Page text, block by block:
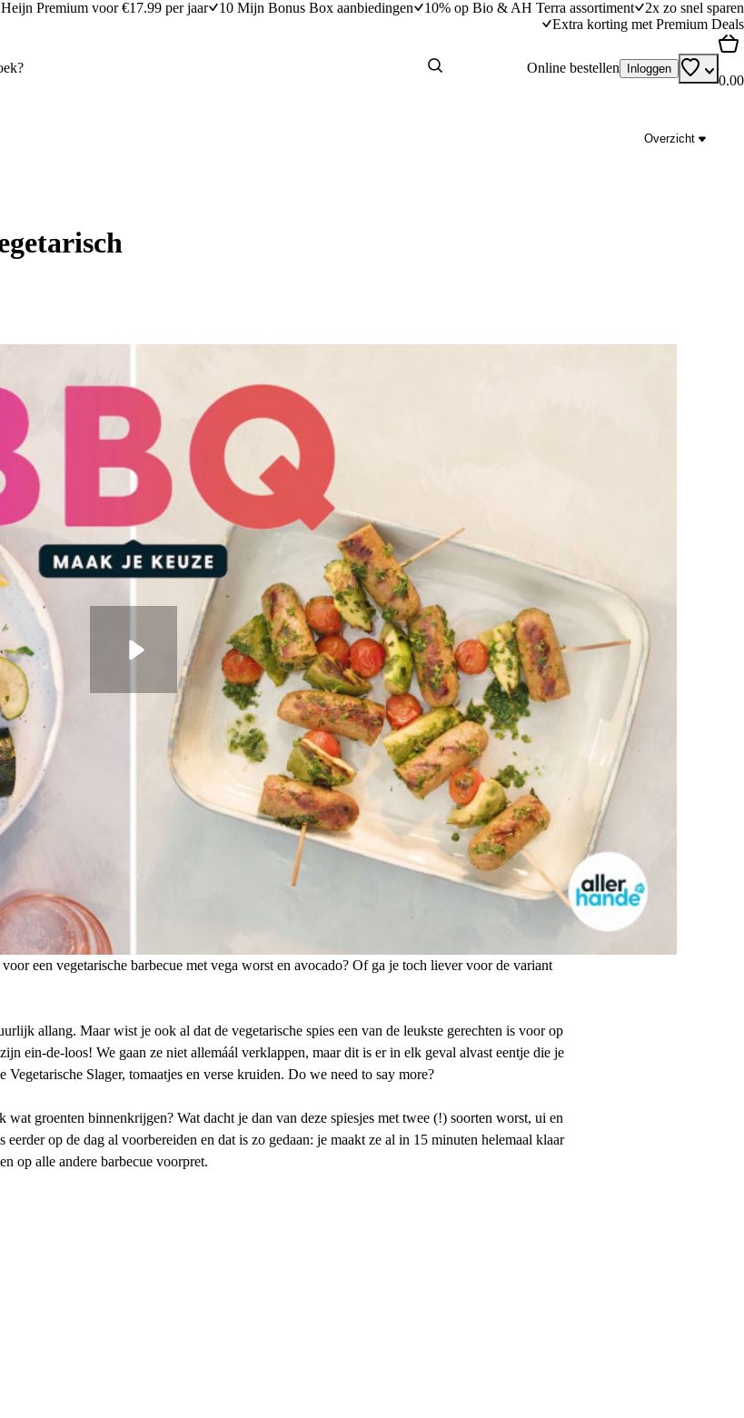
Premium voor €17.99 per jaar 10 Mijn Bonus Box aanbiedingen 10% op Bio & AH Terra assortiment
2x zo snel sparen
Extra korting met Premium Deals
Online bestellen Inloggen
0.00
Overzicht
een vegetarische barbecue met vega worst en avocado? Of ga je toch liever voor de variant
allang. Maar wist je ook al dat de vegetarische spies een van de leukste gerechten is voor op
ein-de-loos! We gaan ze niet allemáál verklappen, maar dit is er in elk geval alvast eentje die je
Slager, tomaatjes en verse kruiden. Do we need to say more?
groenten binnenkrijgen? Wat dacht je dan van deze spiesjes met twee (!) soorten worst, ui en
op de dag al voorbereiden en dat is zo gedaan: je maakt ze al in 15 minuten helemaal klaar
op alle andere barbecue voorpret.